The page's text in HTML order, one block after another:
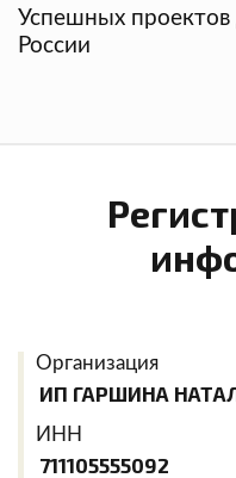
Успешных проектов
России
Организация
ИП ГАРШИНА
ИНН
711105555092